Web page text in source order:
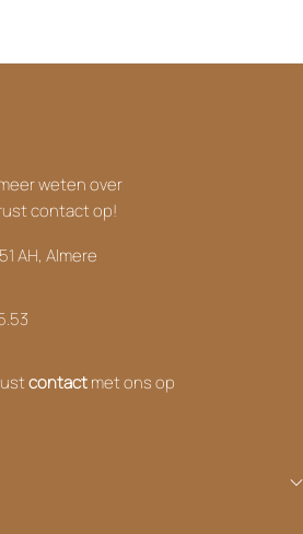
weten over
contact op!
AH, Almere
contactmet ons op